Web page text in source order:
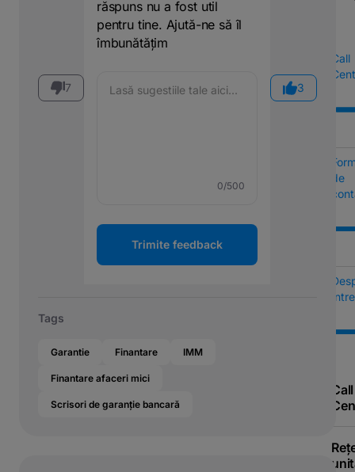
Call
de
Call
7
răspuns nu a fost util
pentru tine. Ajută-ne să îl
îmbunătățim
0/500
Trimite feedback
3
Tags
Garantie Finantare IMM
Finantare afaceri mici
Scrisori de garanție bancară